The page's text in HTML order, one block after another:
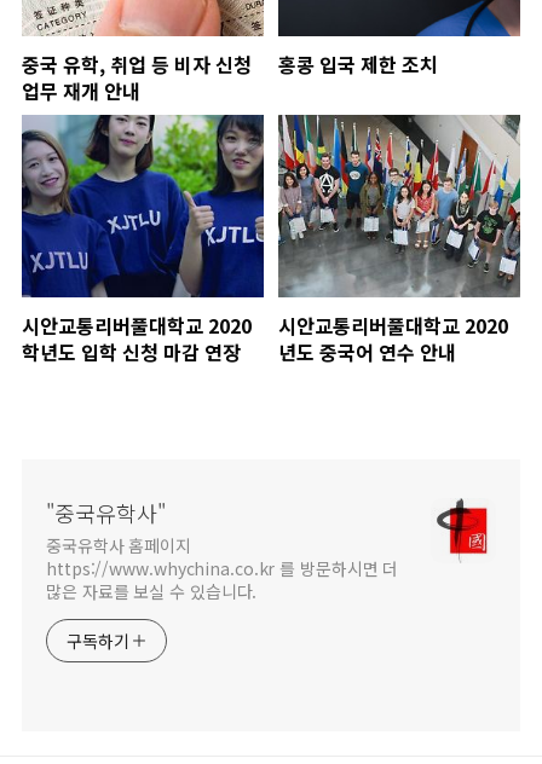
중국 유학, 취업 등 비자 신청
업무 재개 안내
홍콩 입국 제한 조치
시안교통리버풀대학교 2020
학년도 입학 신청 마감 연장
시안교통리버풀대학교 2020
년도 중국어 연수 안내
"중국유학사"
중국유학사 홈페이지
https://www.whychina.co.kr 를 방문하시면 더
많은 자료를 보실 수 있습니다.
구독하기